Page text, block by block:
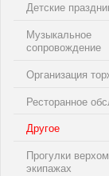
Детские
Музыкальное
сопровождение
Организация
Ресторанное
Другое
Прогулки
экипажах